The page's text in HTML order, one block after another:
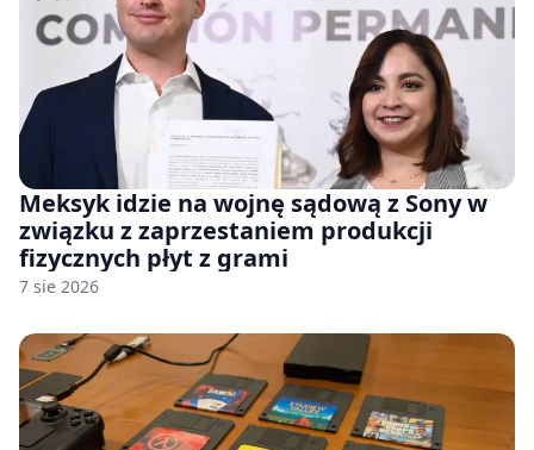
Meksyk idzie na wojnę sądową z Sony w
związku z zaprzestaniem produkcji
fizycznych płyt z grami
7 sie 2026